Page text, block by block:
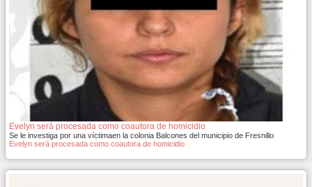
Evelyn será procesada como coautora de homicidio
Se le investiga por una víctimaen la colonia Balcones del municipio de Fresnillo
Evelyn será procesada como coautora de homicidio